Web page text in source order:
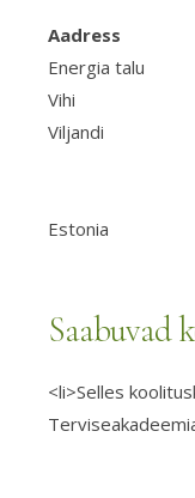
Aadress
Energia talu
Vihi
Viljandi
Estonia
Saabuvad
<li>Selles